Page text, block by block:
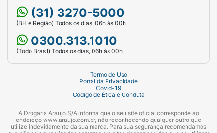
(31) 3270-5000
(BH e Região) Todos os dias, 06h às 00h
0300.313.1010
(Todo Brasil) Todos os dias, 06h às 00h
Termo de Uso
Portal da Privacidade
Covid-19
Código de Ética e Conduta
A Drogaria Araujo S/A informa que o seu site oficial corresponde ao
endereço www.araujo.com.br, não reconhecendo qualquer outro que
utilize indevidamente da sua marca. Para sua segurança recomendamos